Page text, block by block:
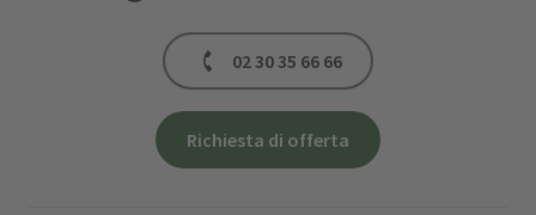
02 30 35 66 66
Richiesta di offerta